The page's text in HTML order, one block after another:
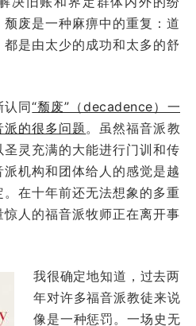
废是一种麻痹中的重复：道
是由太少的成功和太多的舒
认同“颓废”（decadence）一
的很多问题 。虽然福音派教
灵充满的大能进行门训和传
机构和团体给人的感觉是越
在十年前还无法想象的多重
人的福音派牧师正在离开事
我很确定地知道，过去两
年对许多福音派教徒来说
像是一种惩罚。一场史无